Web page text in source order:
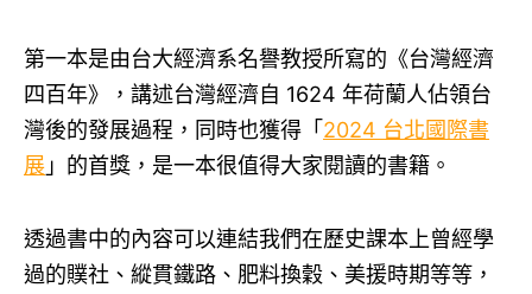
第一本是由台大經濟系名譽教授所寫的《台灣經濟
四百年》，講述台灣經濟自 1624 年荷蘭人佔領台
灣後的發展過程，同時也獲得「2024 台北國際書
展 」的首獎，是一本很值得大家閱讀的書籍。
透過書中的內容可以連結我們在歷史課本上曾經學
過的贌社、縱貫鐵路、肥料換穀、美援時期等等，